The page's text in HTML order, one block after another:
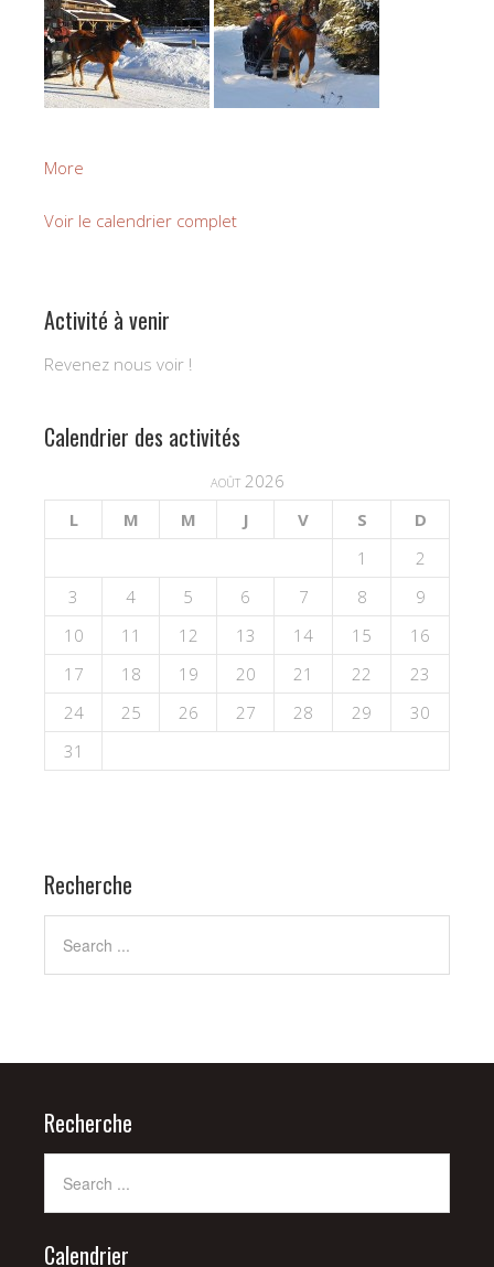
More
Mont
Voir le calendrier complet
Activité à venir
Revenez nous voir !
Calendrier des activités
août 2026
L
M M J V S
D
1
2
3
4 5 6 7 8
9
10
11 12 13 14 15
16
17
18 19 20 21 22
23
24
25 26 27 28 29
30
31
Recherche
Recherche
Calendrier